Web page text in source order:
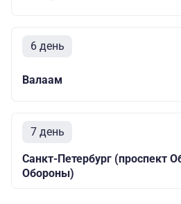
6 день
Валаам
7 день
Санкт-Петербург (проспект
Обороны)